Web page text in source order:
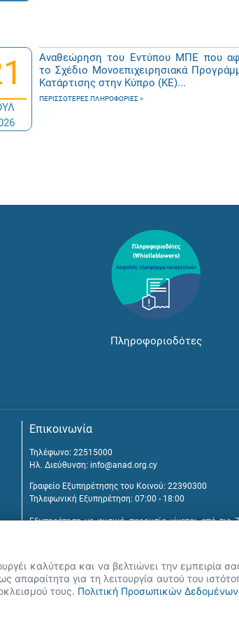
Αναθεώρηση του Εντύπου ΜΠΕ που
το Σχέδιο Μονοεπιχειρησιακά
Κατάρτισης στην Κύπρο (ΚΕ)...
ΠΕΡΙΣΣΌΤΕΡΕΣ ΠΛΗΡΟΦΟΡΊΕΣ
Πληροφοριοδότες
Επικοινωνία
Τηλέφωνο: 22515000
Ηλ. Διεύθυνση: info@anad.org.cy
Γραφείο Εξυπηρέτησης του Κοινού: 22390300
Τηλεφωνική Εξυπηρέτηση: 07:00 - 18:00
Εξυπηρέτηση με φυσική παρουσία γίνεται από τις
Τ.Θ. 25431, 1392 Λευκωσία, Κύπρος
καλύτερα και να βελτιώνει την
για τη λειτουργία αυτού του
τους. Πολιτική Προσωπικών Δεδομένων